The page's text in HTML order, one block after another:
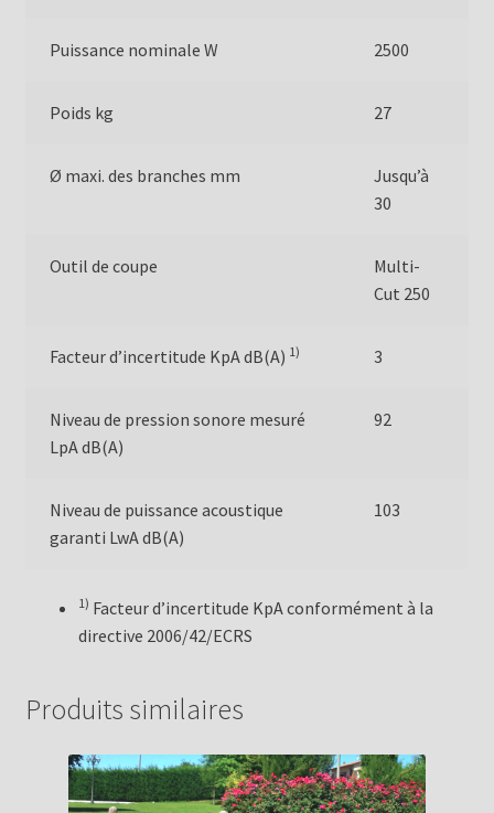
Puissance nominale W 2500
Poids kg 27
Ø maxi. des branches mm
Jusqu’à
30
Outil de coupe
Multi-
Cut 250
Facteur d’incertitude KpA dB(A) 1) 3
Niveau de pression sonore mesuré
LpA dB(A)
92
Niveau de puissance acoustique
garanti LwA dB(A)
103
1) Facteur d’incertitude KpA conformément à la
directive 2006/42/ECRS
Produits similaires